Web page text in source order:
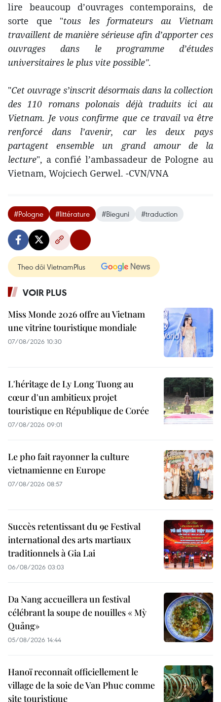
lire beaucoup d’ouvrages contemporains, de
sorte que "tous les formateurs au Vietnam
travaillent de manière sérieuse afin d’apporter ces
ouvrages dans le programme d’études
universitaires le plus vite possible".
"Cet ouvrage s’inscrit désormais dans la collection
des 110 romans polonais déjà traduits ici au
Vietnam. Je vous confirme que ce travail va être
renforcé dans l’avenir, car les deux pays
partagent ensemble un grand amour de la
lecture", a confié l’ambassadeur de Pologne au
Vietnam, Wojciech Gerwel. -CVN/VNA
#Pologne #littérature #Bieguni #traduction
Theo dõi VietnamPlus
VOIR PLUS
Miss Monde 2026 offre au Vietnam
une vitrine touristique mondiale
07/08/2026 10:30
L'héritage de Ly Long Tuong au
cœur d'un ambitieux projet
touristique en République de Corée
07/08/2026 09:01
Le pho fait rayonner la culture
vietnamienne en Europe
07/08/2026 08:57
Succès retentissant du 9e Festival
international des arts martiaux
traditionnels à Gia Lai
06/08/2026 03:03
Da Nang accueillera un festival
célébrant la soupe de nouilles « Mỳ
Quảng»
05/08/2026 14:44
Hanoï reconnaît officiellement le
village de la soie de Van Phuc comme
site touristique